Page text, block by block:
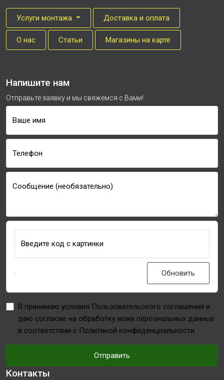
Услуги монтажа Доставка и оплата
О нас Cтатьи Магазины на карте
Напишите нам
Отправьте заявку и мы свяжемся с Вами!
Ваше имя
Телефон
Сообщение (необязательно)
Введите код с картинки
Обновить
Я принимаю условия Пользовательского соглашения и
даю согласие на обработку моих персональных данных
в соответствии с Политикой конфиденциальности
Отправить
Контакты